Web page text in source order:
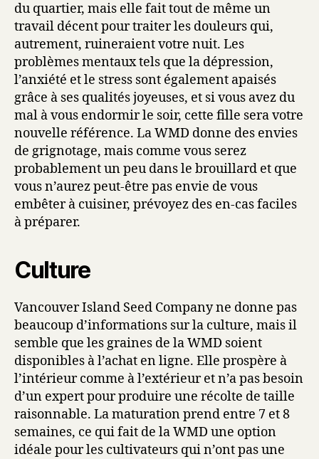
du quartier, mais elle fait tout de même un
travail décent pour traiter les douleurs qui,
autrement, ruineraient votre nuit. Les
problèmes mentaux tels que la dépression,
l’anxiété et le stress sont également apaisés
grâce à ses qualités joyeuses, et si vous avez du
mal à vous endormir le soir, cette fille sera votre
nouvelle référence. La WMD donne des envies
de grignotage, mais comme vous serez
probablement un peu dans le brouillard et que
vous n’aurez peut-être pas envie de vous
embêter à cuisiner, prévoyez des en-cas faciles
à préparer.
Culture
Vancouver Island Seed Company ne donne pas
beaucoup d’informations sur la culture, mais il
semble que les graines de la WMD soient
disponibles à l’achat en ligne. Elle prospère à
l’intérieur comme à l’extérieur et n’a pas besoin
d’un expert pour produire une récolte de taille
raisonnable. La maturation prend entre 7 et 8
semaines, ce qui fait de la WMD une option
idéale pour les cultivateurs qui n’ont pas une